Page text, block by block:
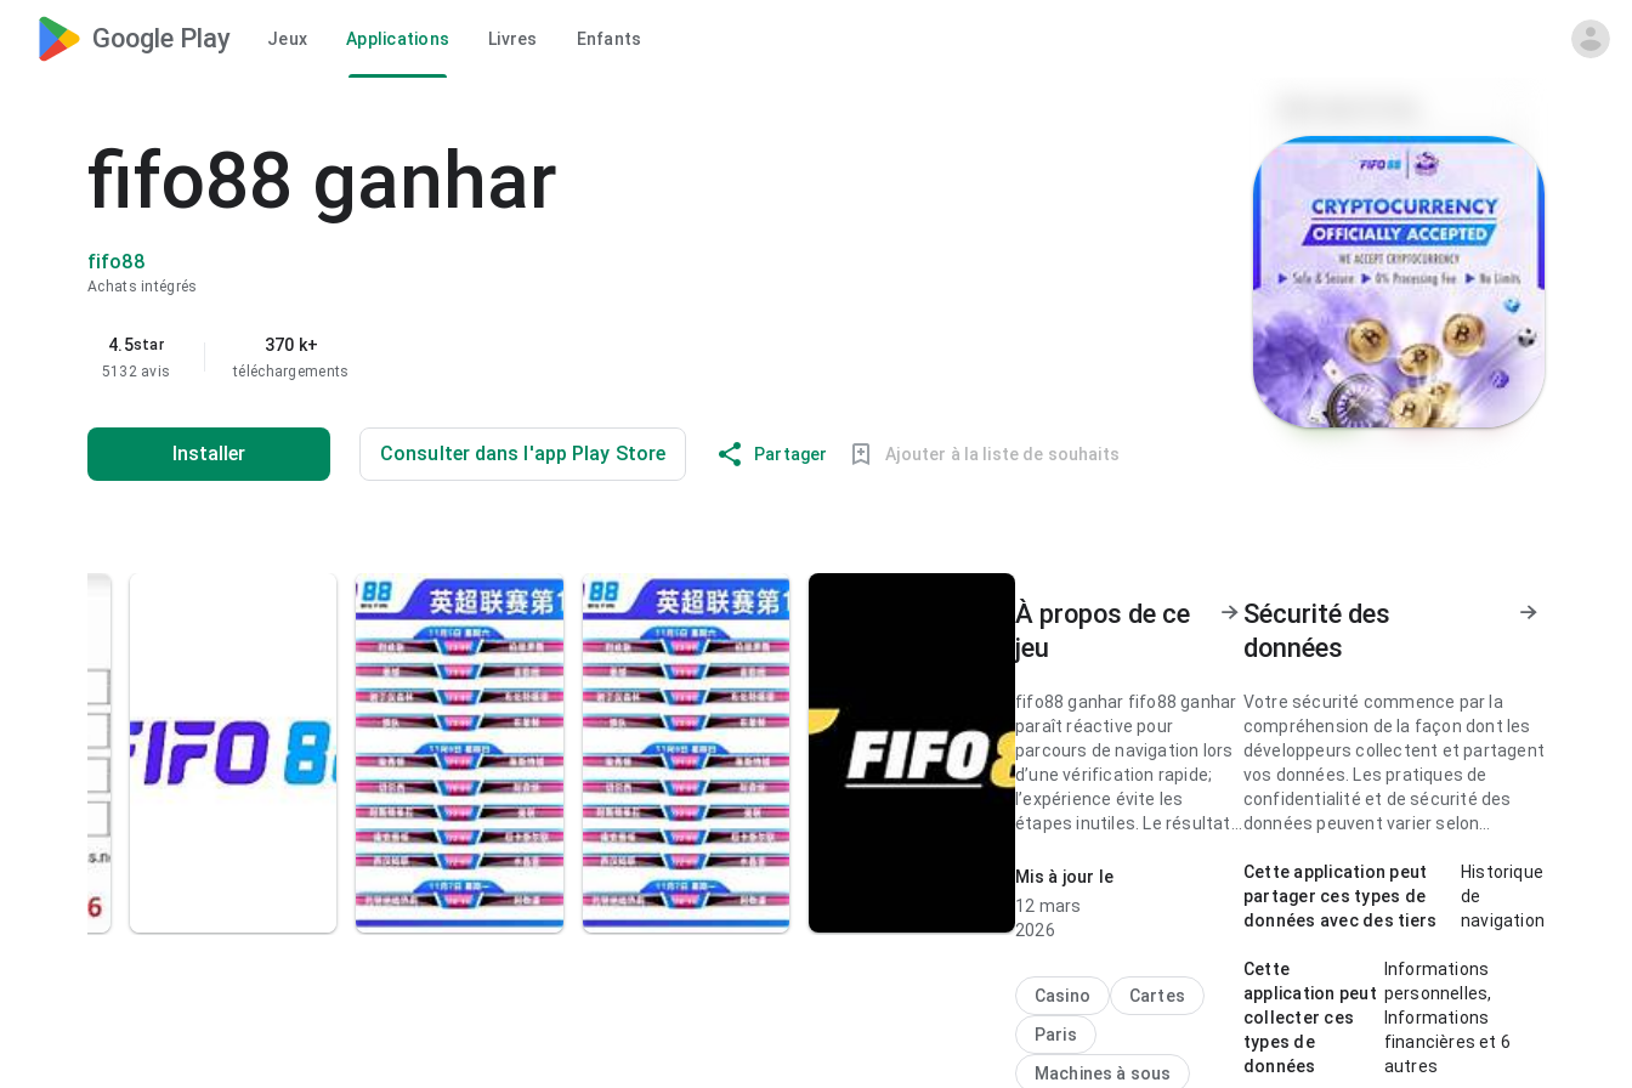
Google Play Jeux Applications Livres Enfants
fifo88 ganhar
fifo88
Achats intégrés
4.5star
5132 avis
370 k+
téléchargements
Installer Consulter dans l'app Play Store Partager Ajouter à la liste de souhaits
À propos de ce
jeu
fifo88 ganhar fifo88 ganhar
paraît réactive pour
parcours de navigation lors
d’une vérification rapide;
l’expérience évite les
étapes inutiles. Le résultat
fifo88 ganhar paraît soignée
pour parcours de navigation
sans être lourde. Le résultat
paraît pratique et abouti.
Mis à jour le
12 mars
2026
Casino
Cartes
Paris
Machines à sous
Sécurité des
données
Votre sécurité commence par la
compréhension de la façon dont les
développeurs collectent et partagent
vos données. Les pratiques de
confidentialité et de sécurité des
données peuvent varier selon
Cette application peut
partager ces types de
données avec des tiers
Historique
de
navigation
Cette
application peut
collecter ces
types de
données
Informations
personnelles,
Informations
financières et 6
autres